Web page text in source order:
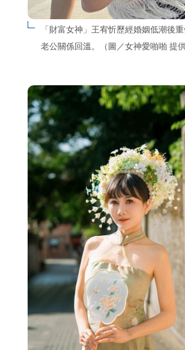
「財富女神」王宥忻歷經婚姻低潮後
老公關係回溫。（圖／女神愛啪啪 提供